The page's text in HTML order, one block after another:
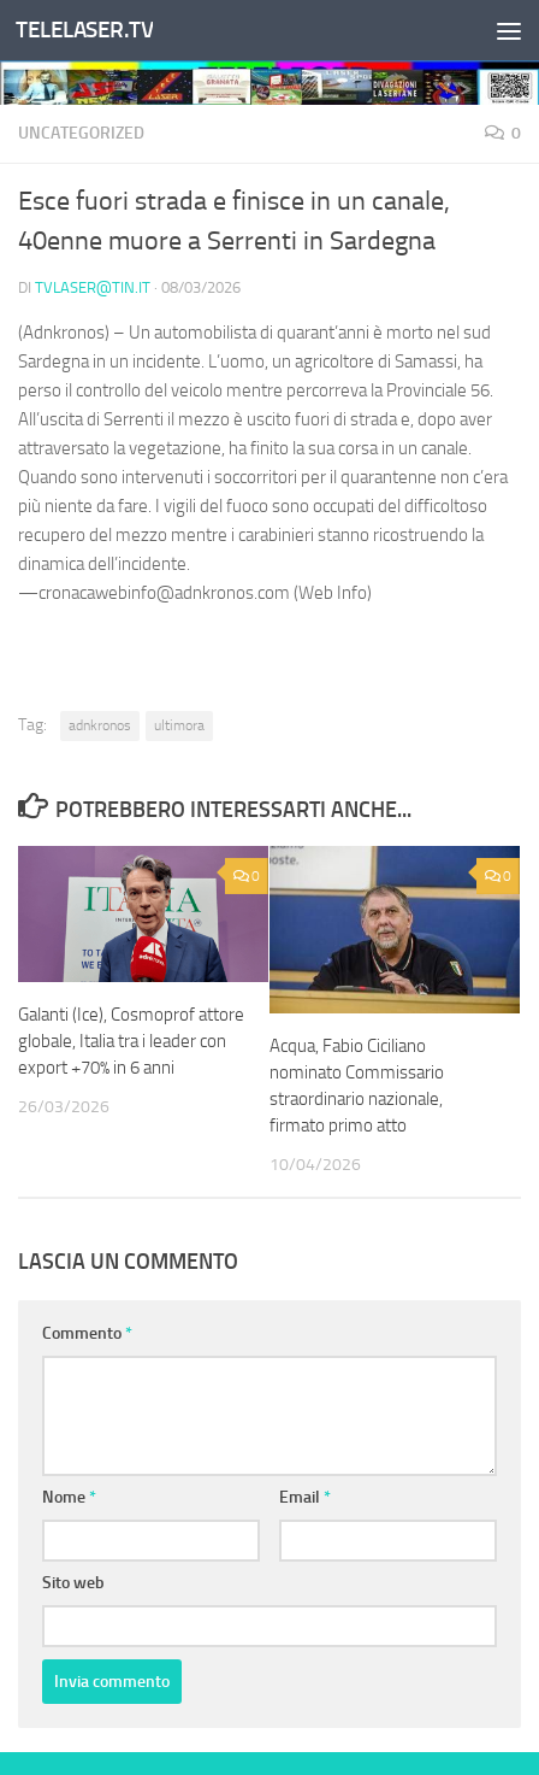
Salta al contenuto
TELELASER.TV
UNCATEGORIZED 0
Esce fuori strada e finisce in un canale,
40enne muore a Serrenti in Sardegna
DI TVLASER@TIN.IT · 08/03/2026
(Adnkronos) – Un automobilista di quarant’anni è morto nel sud
Sardegna in un incidente. L’uomo, un agricoltore di Samassi, ha
perso il controllo del veicolo mentre percorreva la Provinciale 56.
All’uscita di Serrenti il mezzo è uscito fuori di strada e, dopo aver
attraversato la vegetazione, ha finito la sua corsa in un canale.
Quando sono intervenuti i soccorritori per il quarantenne non c’era
più niente da fare. I vigili del fuoco sono occupati del difficoltoso
recupero del mezzo mentre i carabinieri stanno ricostruendo la
dinamica dell’incidente.
—cronacawebinfo@adnkronos.com (Web Info)
Tag: adnkronos ultimora
POTREBBERO INTERESSARTI ANCHE...
0
Galanti (Ice), Cosmoprof attore
globale, Italia tra i leader con
export +70% in 6 anni
26/03/2026
0
Acqua, Fabio Ciciliano
nominato Commissario
straordinario nazionale,
firmato primo atto
10/04/2026
LASCIA UN COMMENTO
Commento*
Nome* Email *
Sito web